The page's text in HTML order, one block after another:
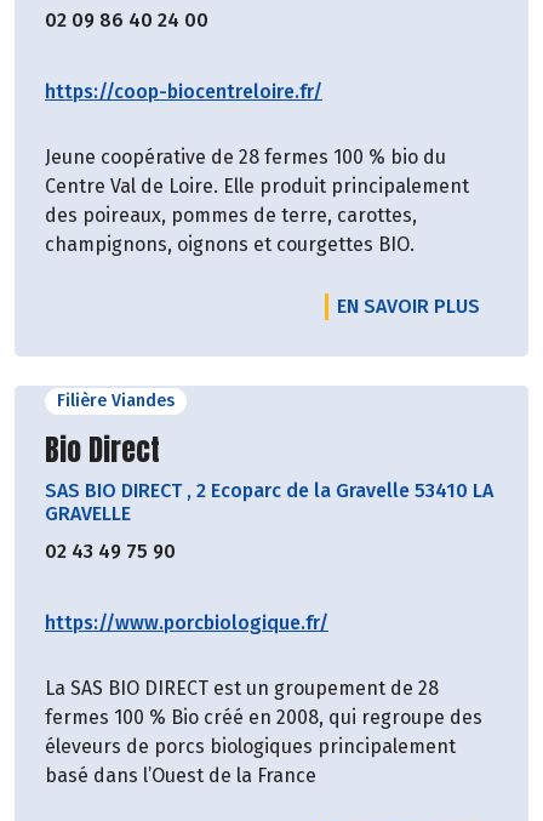
02 09 86 40 24 00
https://coop-biocentreloire.fr/
Jeune coopérative de 28 fermes 100 % bio du
Centre Val de Loire. Elle produit principalement
des poireaux, pommes de terre, carottes,
champignons, oignons et courgettes BIO.
EN SAVOIR PLUS
Filière Viandes
Découvrir le producteur
Bio Direct
SAS BIO DIRECT , 2 Ecoparc de la Gravelle 53410 LA
GRAVELLE
02 43 49 75 90
https://www.porcbiologique.fr/
La SAS BIO DIRECT est un groupement de 28
fermes 100 % Bio créé en 2008, qui regroupe des
éleveurs de porcs biologiques principalement
basé dans l’Ouest de la France